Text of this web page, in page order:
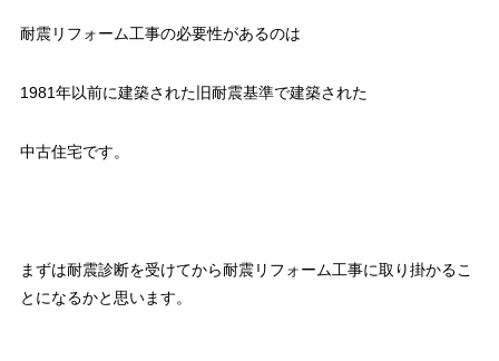
耐震リフォーム工事の必要性があるのは
1981年以前に建築された旧耐震基準で建築された
中古住宅です。
まずは耐震診断を受けてから耐震リフォーム工事に取り掛かるこ
とになるかと思います。